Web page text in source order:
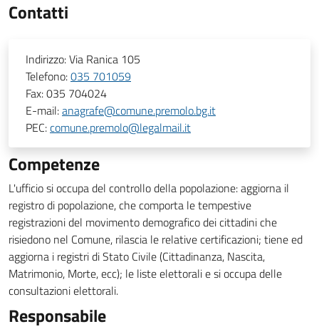
Contatti
Indirizzo:Via Ranica 105
Telefono:035 701059
Fax:035 704024
E-mail:anagrafe@comune.premolo.bg.it
PEC:comune.premolo@legalmail.it
Competenze
L'ufficio si occupa del controllo della popolazione: aggiorna il
registro di popolazione, che comporta le tempestive
registrazioni del movimento demografico dei cittadini che
risiedono nel Comune, rilascia le relative certificazioni; tiene ed
aggiorna i registri di Stato Civile (Cittadinanza, Nascita,
Matrimonio, Morte, ecc); le liste elettorali e si occupa delle
consultazioni elettorali.
Responsabile